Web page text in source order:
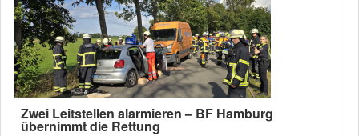
Zwei Leitstellen alarmieren – BF Hamburg
übernimmt die Rettung